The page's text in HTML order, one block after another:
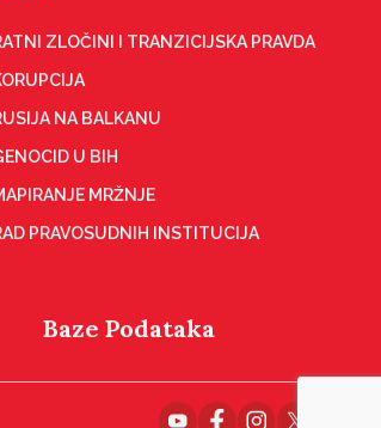
ZLOČINI I TRANZICIJSKA PRAVDA
NA BALKANU
U BIH
MRŽNJE
PRAVOSUDNIH INSTITUCIJA
Baze Podataka